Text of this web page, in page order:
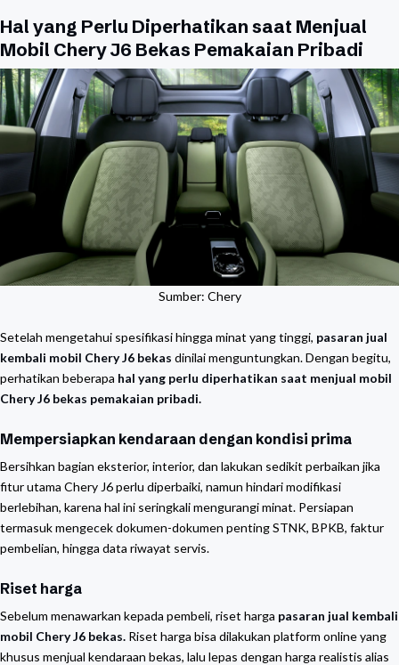
Hal yang Perlu Diperhatikan saat Menjual
Mobil Chery J6 Bekas Pemakaian Pribadi
Sumber: Chery
Setelah mengetahui spesifikasi hingga minat yang tinggi, pasaran jual
kembali mobil Chery J6 bekas dinilai menguntungkan. Dengan begitu,
perhatikan beberapa hal yang perlu diperhatikan saat menjual mobil
Chery J6 bekas pemakaian pribadi.
Mempersiapkan kendaraan dengan kondisi prima
Bersihkan bagian eksterior, interior, dan lakukan sedikit perbaikan jika
fitur utama Chery J6 perlu diperbaiki, namun hindari modifikasi
berlebihan, karena hal ini seringkali mengurangi minat. Persiapan
termasuk mengecek dokumen-dokumen penting STNK, BPKB, faktur
pembelian, hingga data riwayat servis.
Riset harga
Sebelum menawarkan kepada pembeli, riset harga pasaran jual kembali
mobil Chery J6 bekas. Riset harga bisa dilakukan platform online yang
khusus menjual kendaraan bekas, lalu lepas dengan harga realistis alias